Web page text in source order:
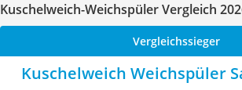
Kuschelweich-Weichspüler Vergleich
Vergleichssieger
Kuschelweich Weichspüler